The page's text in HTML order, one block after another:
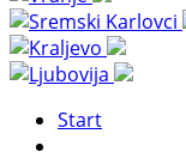
Start